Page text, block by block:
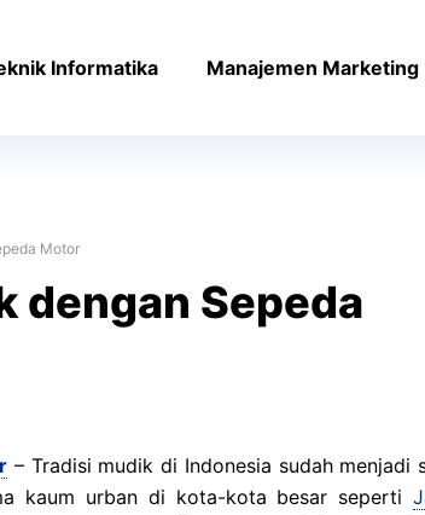
Informatika Manajemen Marketing
Motor
dengan Sepeda
– Tradisi mudik di Indonesia sudah menjadi
kaum urban di kota-kota besar seperti